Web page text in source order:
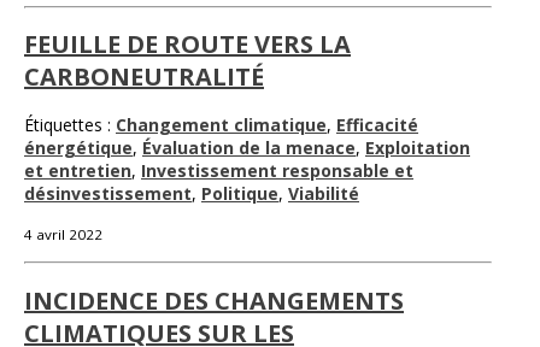
FEUILLE DE ROUTE VERS LA
CARBONEUTRALITÉ
Étiquettes : Changement climatique, Efficacité
énergétique, Évaluation de la menace, Exploitation
et entretien, Investissement responsable et
désinvestissement, Politique, Viabilité
4 avril 2022
INCIDENCE DES CHANGEMENTS
CLIMATIQUES SUR LES